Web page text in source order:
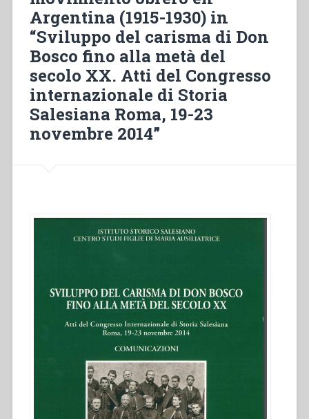
Salésiens.
Etudes
préalables
à
une
biographie
de
saint
Jean
Argentina (1915-1930) in
“Sviluppo del carisma di Don
Bosco fino alla metà del
secolo XX. Atti del Congresso
internazionale di Storia
Salesiana Roma, 19-23
novembre 2014”